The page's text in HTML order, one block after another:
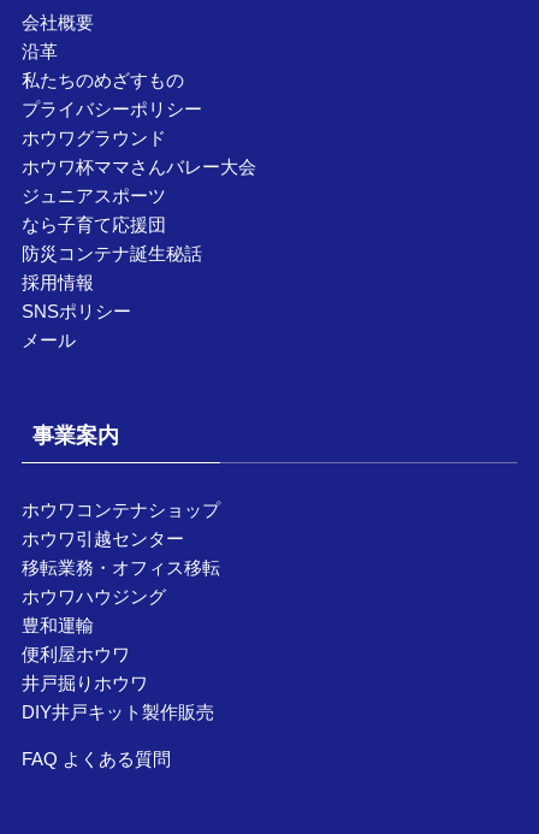
会社概要
沿革
私たちのめざすもの
プライバシーポリシー
ホウワグラウンド
ホウワ杯ママさんバレー大会
ジュニアスポーツ
なら子育て応援団
防災コンテナ誕生秘話
採用情報
SNSポリシー
メール
事業案内
ホウワコンテナショップ
ホウワ引越センター
移転業務・オフィス移転
ホウワハウジング
豊和運輸
便利屋ホウワ
井戸掘りホウワ
DIY井戸キット製作販売
FAQ よくある質問